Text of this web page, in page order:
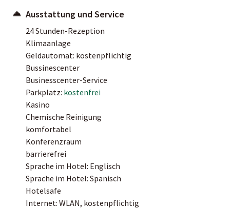
Ausstattung und Service
24 Stunden-Rezeption
Klimaanlage
Geldautomat: kostenpflichtig
Bussinescenter
Businesscenter-Service
Parkplatz: kostenfrei
Kasino
Chemische Reinigung
komfortabel
Konferenzraum
barrierefrei
Sprache im Hotel: Englisch
Sprache im Hotel: Spanisch
Hotelsafe
Internet: WLAN, kostenpflichtig